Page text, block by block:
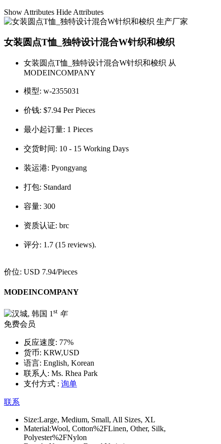
Show Attributes Hide Attributes
女装圆点T恤_独特设计混合W针织和梭织
女装圆点T恤_独特设计混合W针织和梭织 从
MODEINCOMPANY
模型: w-2355031
价钱: $7.94 Per Pieces
最小起订量: 1 Pieces
交货时间: 10 - 15 Working Days
装运港: Pyongyang
打包: Standard
容量: 300
资质认证: brc
评分: 1.7 (15 reviews).
价位: USD 7.94/Pieces
MODEINCOMPANY
1 st 年
免费会员
反应速度: 77%
货币: KRW,USD
语言: English, Korean
联系人: Ms. Rhea Park
支付方式 : 询单
联系
Size:Large, Medium, Small, All Sizes, XL
Material:Wool, Cotton%2FLinen, Other, Silk,
Polyester%2FNylon